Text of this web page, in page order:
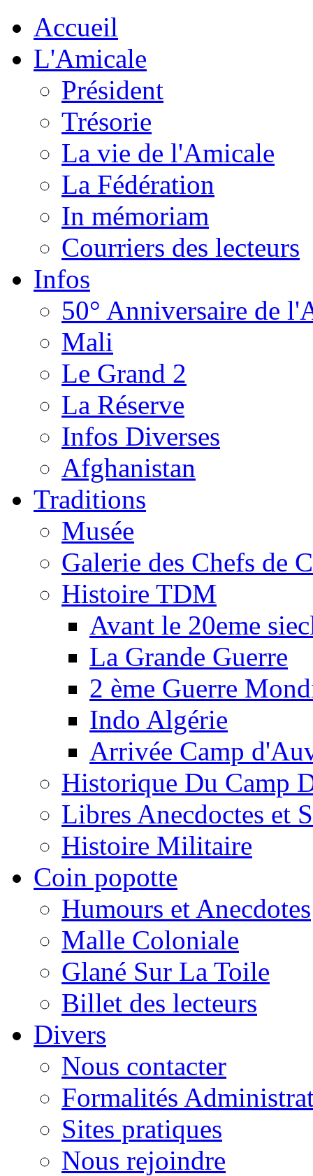
Accueil
L'Amicale
Président
Trésorie
La vie de l'Amicale
La Fédération
In mémoriam
Courriers des lecteurs
Infos
50° Anniversaire de
Mali
Le Grand 2
La Réserve
Infos Diverses
Afghanistan
Traditions
Musée
Galerie des Chefs de
Histoire TDM
Avant le 20eme
La Grande Guerre
2 ème Guerre
Indo Algérie
Arrivée Camp
Historique Du Camp
Libres Anecdoctes et
Histoire Militaire
Coin popotte
Humours et Anecdotes
Malle Coloniale
Glané Sur La Toile
Billet des lecteurs
Divers
Nous contacter
Formalités
Sites pratiques
Nous rejoindre